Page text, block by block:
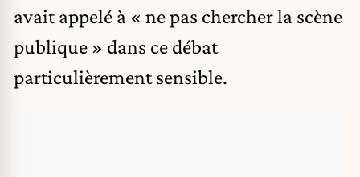
avait appelé à « ne pas chercher la scène
publique » dans ce débat
particulièrement sensible.